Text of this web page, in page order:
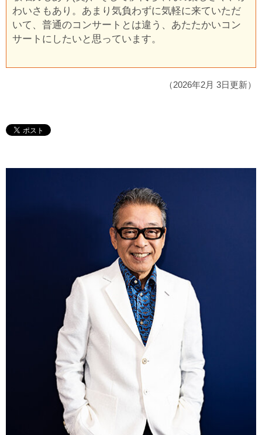
わいさもあり。あまり気負わずに気軽に来ていただ
いて、普通のコンサートとは違う、あたたかいコン
サートにしたいと思っています。
（2026年2月 3日更新）